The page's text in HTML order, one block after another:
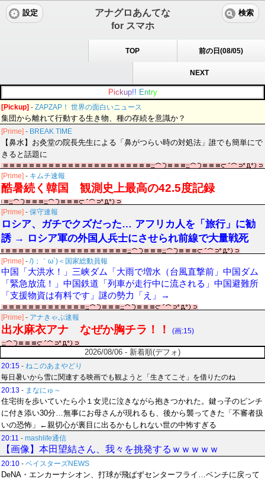
アナグロあんてな
for スマホ
設定 検索
TOP 前の日(08/05)
NEXT
Pic kup!! Entry
[Pickup] - ZAPZAP！ 世界の面白いニュース
集団から離れて行動する生き物、種の存続を意識か？
[Prime] - BREAK TIME
【鼻水】お灸堂の院長先生による「鼻がつらい時の対処法」誰でも簡単にで
きると話題に
[Prime] - キムチ速報
酷暑続く韓国 観測史上最高の42.5度記録
[Prime] - 保守速報
ロシア、ガチでクズだった… アフリカ人を「旅行」に勧
誘 → ロシア軍の外国人兵士にさせられ前線で大量戦死
[Prime] - /)；｀ω´)＜国家総動員報
中国「大洪水！」三峡ダム「大雨で増水（台風直撃前」中国ダム
「緊急放流！」中国鉄道「列車が走行中に流される」中国避難所
「支援物資は有料です」謎の勢力「え」→
[Prime] - アナきゃぷ速報
出水麻衣アナ なぜか胸チラ！！ (画:15)
2026/08/06 - 新着順(デフォ)
20:15 - ねこのあまやどり
毎日暑いから雪に関連する映画でも観ようと「生きてこそ」を借りたのね
20:13 - まなにゅ～
住宅街を歩いていたら小１女児に泣きながら抱きつかれた。鍵っ子のピンチ
に付き添い30分…無事にお母さんが現れるも、後から襲ってきた「不審者扱
いの恐怖」←親切心が裏目に出るかもしれない世の中怖すぎる
20:11 - mashlife通信
【画像】本田望結さん、我々を挑発するｗｗｗｗｗ
20:10 - ベイスターズNEWS
DeNA・エンカーナシオン、打球が飛ばずセンターフライ…ベンチに戻って